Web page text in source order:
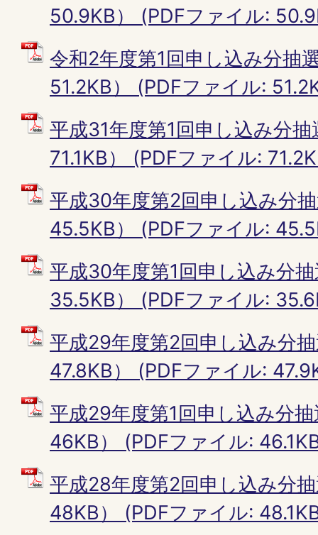
50.9KB） (PDFファイル:
令和2年度第1回申し込み分抽
51.2KB） (PDFファイル:
平成31年度第1回申し込み分
71.1KB） (PDFファイル:
平成30年度第2回申し込み分
45.5KB） (PDFファイル:
平成30年度第1回申し込み分
35.5KB） (PDFファイル:
平成29年度第2回申し込み分
47.8KB） (PDFファイル:
平成29年度第1回申し込み分
46KB） (PDFファイル:
平成28年度第2回申し込み分
48KB） (PDFファイル: